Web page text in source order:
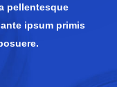
pellentesque
ipsum primis